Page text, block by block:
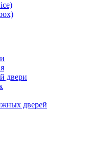
двери
дверей